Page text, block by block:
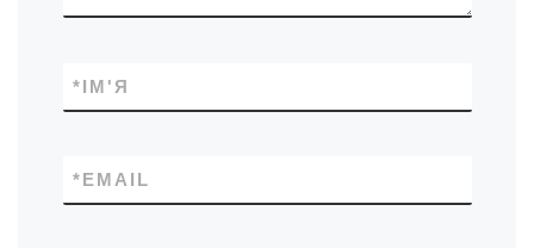
ІМ'Я
*
EMAIL
*